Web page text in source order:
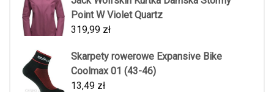
Point W Violet Quartz
319,99 zł
Skarpety rowerowe Expansive Bike
Coolmax 01 (43-46)
13,49 zł